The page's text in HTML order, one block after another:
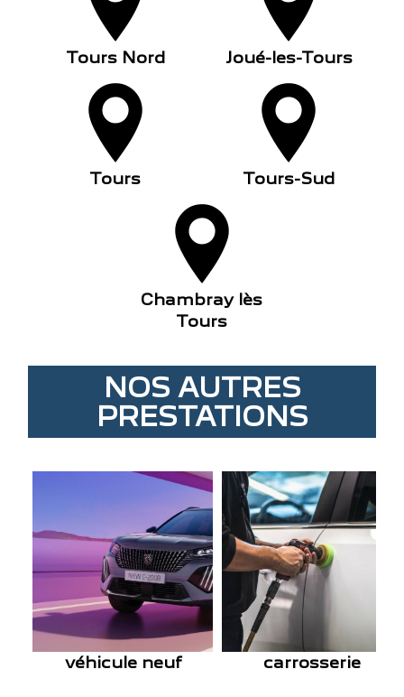
Tours Nord Joué-les-Tours
Tours Tours-Sud
Chambray lès
Tours
NOS AUTRES
PRESTATIONS
véhicule neuf carrosserie